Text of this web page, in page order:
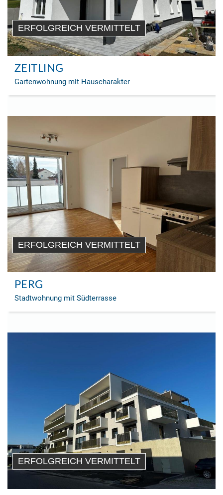
ERFOLGREICH VERMITTELT
ZEITLING
Gartenwohnung mit Hauscharakter
ERFOLGREICH VERMITTELT
PERG
Stadtwohnung mit Südterrasse
ERFOLGREICH VERMITTELT